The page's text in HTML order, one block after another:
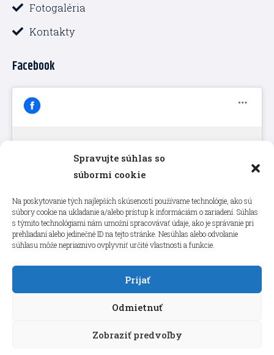
Spravujte súhlas so
súbormi cookie
Na poskytovanie tých najlepších skúseností používame technológie, ako sú
súbory cookie na ukladanie a/alebo prístup k informáciám o zariadení. Súhlas
s týmito technológiami nám umožní spracovávať údaje, ako je správanie pri
prehliadaní alebo jedinečné ID na tejto stránke. Nesúhlas alebo odvolanie
súhlasu môže nepriaznivo ovplyvniť určité vlastnosti a funkcie.
Prijať
Odmietnuť
Zobraziť predvoľby
Fotogaléria
Kontakty
Facebook
Kliknutím prijmete súbory cookie
Copyright © 2026 aneps.sk